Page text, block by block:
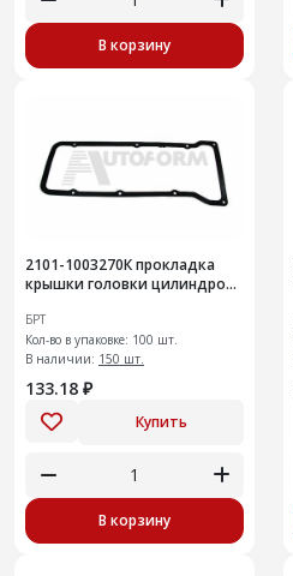
В корзину
2101-1003270К прокладка
крышки головки цилиндров
БРТ
Кол-во в упаковке: 100 шт.
В наличии: 150 шт.
133.18 ₽
Купить
В корзину